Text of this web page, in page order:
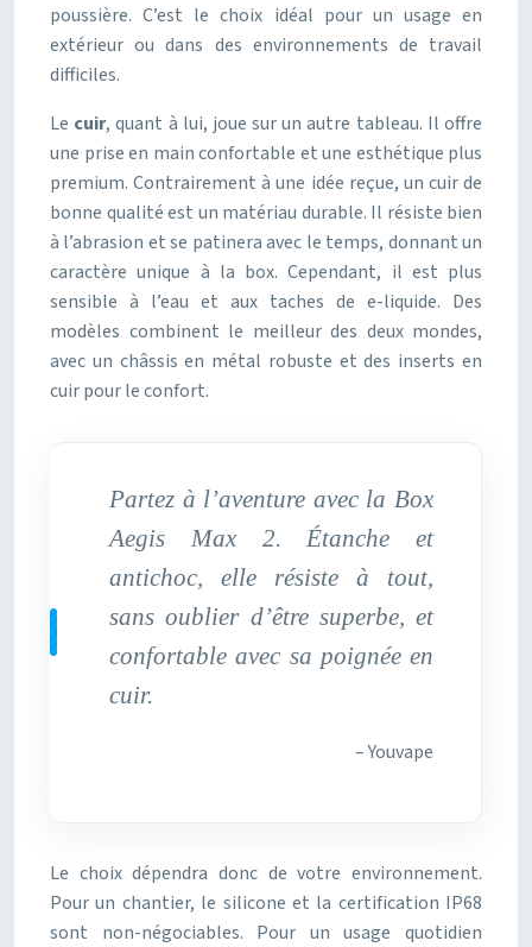
poussière. C’est le choix idéal pour un usage en
extérieur ou dans des environnements de travail
difficiles.
Le cuir, quant à lui, joue sur un autre tableau. Il offre
une prise en main confortable et une esthétique plus
premium. Contrairement à une idée reçue, un cuir de
bonne qualité est un matériau durable. Il résiste bien
à l’abrasion et se patinera avec le temps, donnant un
caractère unique à la box. Cependant, il est plus
sensible à l’eau et aux taches de e-liquide. Des
modèles combinent le meilleur des deux mondes,
avec un châssis en métal robuste et des inserts en
cuir pour le confort.
Partez à l’aventure avec la Box
Aegis Max 2. Étanche et
antichoc, elle résiste à tout,
sans oublier d’être superbe, et
confortable avec sa poignée en
cuir.
– Youvape
Le choix dépendra donc de votre environnement.
Pour un chantier, le silicone et la certification IP68
sont non-négociables. Pour un usage quotidien